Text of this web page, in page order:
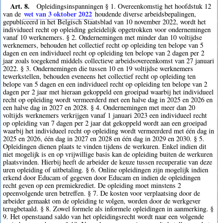
Art. 8.
Opleidingsinspanningen § 1. Overeenkomstig het hoofdstuk 12
van de wet van 3 oktober 2022 houdende diverse arbeidsbepalingen,
gepubliceerd in het Belgisch Staatsblad van 10 november 2022, wordt het
individueel recht op opleiding geleidelijk opgetrokken voor ondernemingen
vanaf 10 werknemers. § 2. Ondernemingen met minder dan 10 voltijdse
werknemers, behouden het collectief recht op opleiding ten belope van 5
dagen en een individueel recht op opleiding ten belope van 2 dagen per 2
jaar zoals toegekend middels collectieve arbeidsovereenkomst van 27 januari
2022. § 3. Ondernemingen die tussen 10 en 19 voltijdse werknemers
tewerkstellen, behouden eveneens het collectief recht op opleiding ten
belope van 5 dagen en een individueel recht op opleiding ten belope van 2
dagen per 2 jaar met hieraan gekoppeld een groeipad waarbij het individueel
recht op opleiding wordt vermeerderd met een halve dag in 2025 en 2026 en
een halve dag in 2027 en 2028. § 4. Ondernemingen met meer dan 20
voltijds werknemers verkrijgen vanaf 1 januari 2023 een individueel recht
op opleiding van 7 dagen per 2 jaar dat gekoppeld wordt aan een groeipad
waarbij het individueel recht op opleiding wordt vermeerderd met één dag in
2025 en 2026, één dag in 2027 en 2028 en één dag in 2029 en 2030. § 5.
Opleidingen dienen plaats te vinden tijdens de werkuren. Enkel indien dit
niet mogelijk is en op vrijwillige basis kan de opleiding buiten de werkuren
plaatsvinden. Hierbij heeft de arbeider de keuze tussen recuperatie van deze
uren opleiding of uitbetaling. § 6. Online opleidingen zijn mogelijk indien
erkend door Educam of gegeven door Educam en indien de opleidingen
recht geven op een premiekrediet. De opleiding moet minstens 2
opeenvolgende uren betreffen. § 7. De kosten voor verplaatsing door de
arbeider gemaakt om de opleiding te volgen, worden door de werkgever
terugbetaald. § 8. Zowel formele als informele opleidingen in aanmerking. §
9. Het openstaand saldo van het opleidingsrecht wordt naar een volgende